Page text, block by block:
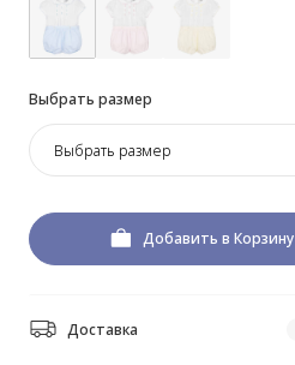
Выбрать размер
Выбрать размер
Добавить в Корзину
Доставка